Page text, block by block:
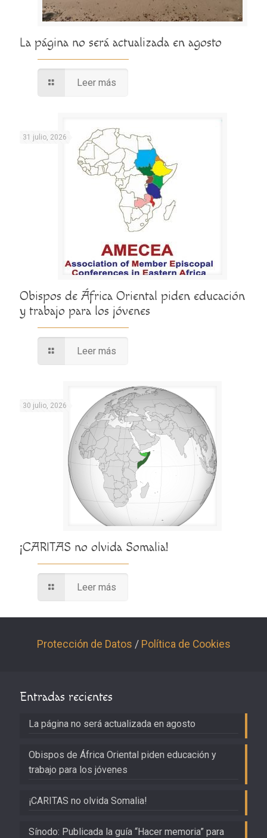
La página no será actualizada en agosto
Leer más
31 julio, 2026
Obispos de África Oriental piden educación
y trabajo para los jóvenes
Leer más
30 julio, 2026
¡CARITAS no olvida Somalia!
Leer más
Protección de Datos / Política de Cookies
Entradas recientes
La página no será actualizada en agosto
Obispos de África Oriental piden educación y
trabajo para los jóvenes
¡CARITAS no olvida Somalia!
Sínodo: Publicada la guía “Hacer memoria” para